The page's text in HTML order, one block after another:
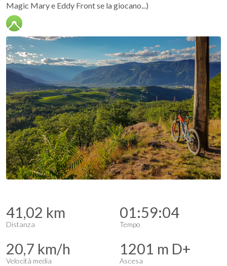
Magic Mary e Eddy Front se la giocano...)
41,02 km
Distanza
01:59:04
Tempo
20,7 km/h
Velocità media
1201 m D+
Ascesa